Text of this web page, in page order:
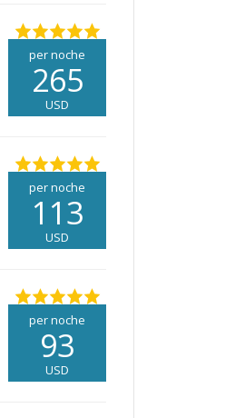
per noche
265
USD
per noche
113
USD
per noche
93
USD